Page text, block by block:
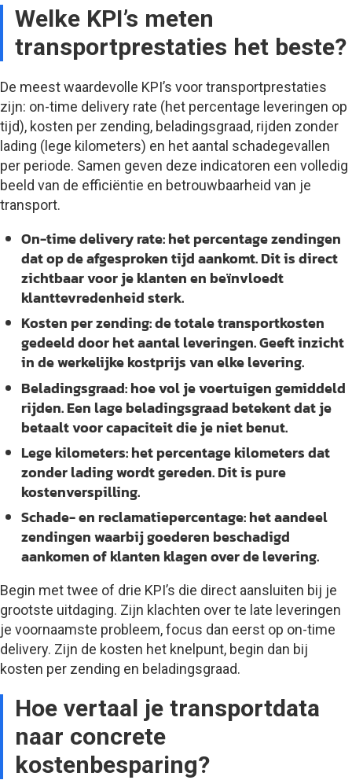
Welke KPI’s meten
transportprestaties het beste?
De meest waardevolle KPI’s voor transportprestaties
zijn: on-time delivery rate (het percentage leveringen op
tijd), kosten per zending, beladingsgraad, rijden zonder
lading (lege kilometers) en het aantal schadegevallen
per periode. Samen geven deze indicatoren een volledig
beeld van de efficiëntie en betrouwbaarheid van je
transport.
On-time delivery rate:het percentage zendingen
dat op de afgesproken tijd aankomt. Dit is direct
zichtbaar voor je klanten en beïnvloedt
klanttevredenheid sterk.
Kosten per zending:de totale transportkosten
gedeeld door het aantal leveringen. Geeft inzicht
in de werkelijke kostprijs van elke levering.
Beladingsgraad:hoe vol je voertuigen gemiddeld
rijden. Een lage beladingsgraad betekent dat je
betaalt voor capaciteit die je niet benut.
Lege kilometers:het percentage kilometers dat
zonder lading wordt gereden. Dit is pure
kostenverspilling.
Schade- en reclamatiepercentage:het aandeel
zendingen waarbij goederen beschadigd
aankomen of klanten klagen over de levering.
Begin met twee of drie KPI’s die direct aansluiten bij je
grootste uitdaging. Zijn klachten over te late leveringen
je voornaamste probleem, focus dan eerst op on-time
delivery. Zijn de kosten het knelpunt, begin dan bij
kosten per zending en beladingsgraad.
Hoe vertaal je transportdata
naar concrete
kostenbesparing?